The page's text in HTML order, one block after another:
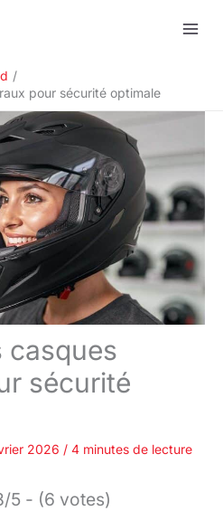
pour sécurité optimale
casques
sécurité
2026 / 4 minutes de lecture
5 - (6 votes)